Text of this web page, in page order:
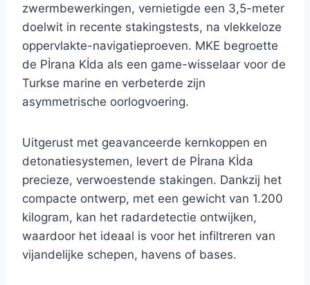
zwermbewerkingen, vernietigde een 3,5-meter
doelwit in recente stakingstests, na vlekkeloze
oppervlakte-navigatieproeven. MKE begroette
de Pİrana Kİda als een game-wisselaar voor de
Turkse marine en verbeterde zijn
asymmetrische oorlogvoering.
Uitgerust met geavanceerde kernkoppen en
detonatiesystemen, levert de Pİrana Kİda
precieze, verwoestende stakingen. Dankzij het
compacte ontwerp, met een gewicht van 1.200
kilogram, kan het radardetectie ontwijken,
waardoor het ideaal is voor het infiltreren van
vijandelijke schepen, havens of bases.